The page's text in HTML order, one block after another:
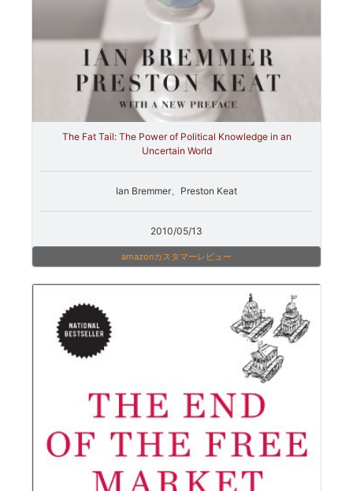
The Fat Tail: The Power of Political Knowledge in an
Uncertain World
Ian Bremmer、Preston Keat
2010/05/13
amazonカスタマーレビュー